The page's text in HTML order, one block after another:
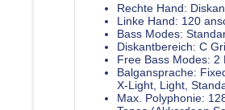
Rechte Hand:
Linke Hand: 120
Bass Modes:
Diskantbereich: C
Free Bass Modes: 2
Balgansprache:
X-Light, Light,
Max. Polyphonie: